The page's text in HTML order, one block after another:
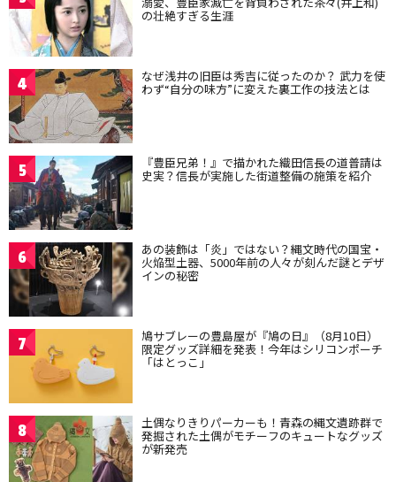
の壮絶すぎる生涯
4 なぜ浅井の旧臣は秀吉に従ったのか？ 武力を使
わず“自分の味方”に変えた裏工作の技法とは
5 『豊臣兄弟！』で描かれた織田信長の道普請は
史実？信長が実施した街道整備の施策を紹介
6 あの装飾は「炎」ではない？縄文時代の国宝・
火焔型土器、5000年前の人々が刻んだ謎とデザ
インの秘密
7 鳩サブレーの豊島屋が『鳩の日』（8月10日）
限定グッズ詳細を発表！今年はシリコンポーチ
「はとっこ」
8 土偶なりきりパーカーも！青森の縄文遺跡群で
発掘された土偶がモチーフのキュートなグッズ
が新発売